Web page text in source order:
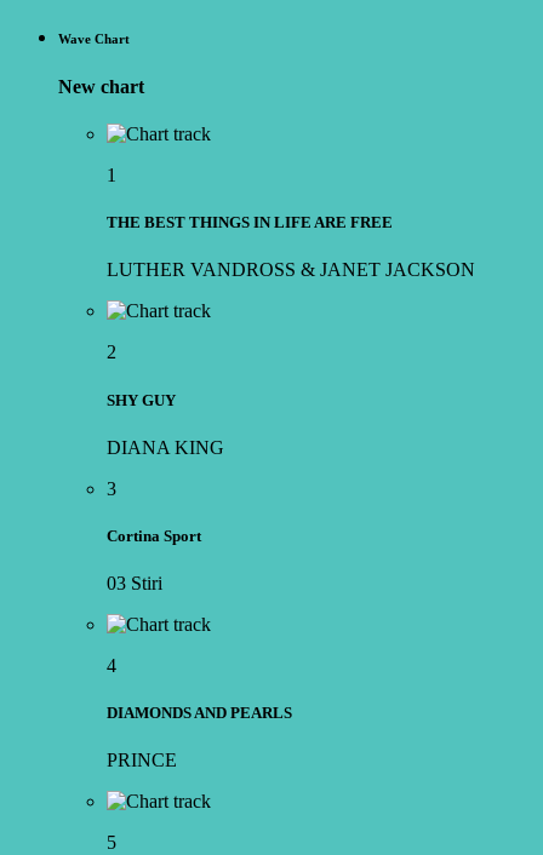
Wave Chart
New chart
1
THE BEST THINGS IN LIFE ARE FREE
LUTHER VANDROSS & JANET JACKSON
2
SHY GUY
DIANA KING
3
Cortina Sport
03 Stiri
4
DIAMONDS AND PEARLS
PRINCE
5